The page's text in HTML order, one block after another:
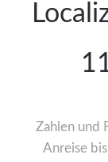
Zahlen und
Anreise